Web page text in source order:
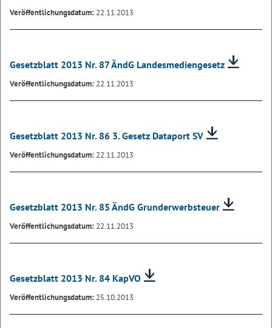
Veröffentlichungsdatum: 22.11.2013
Gesetzblatt 2013 Nr. 87 ÄndG Landesmediengesetz
Veröffentlichungsdatum: 22.11.2013
Gesetzblatt 2013 Nr. 86 3. Gesetz Dataport SV
Veröffentlichungsdatum: 22.11.2013
Gesetzblatt 2013 Nr. 85 ÄndG Grunderwerbsteuer
Veröffentlichungsdatum: 22.11.2013
Gesetzblatt 2013 Nr. 84 KapVO
Veröffentlichungsdatum: 25.10.2013